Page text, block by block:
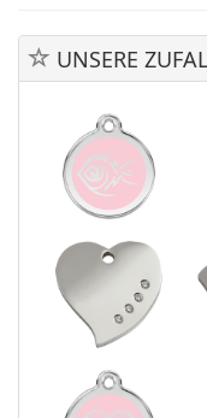
UNSERE